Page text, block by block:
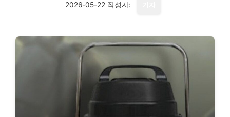
2026-05-22 작성자: